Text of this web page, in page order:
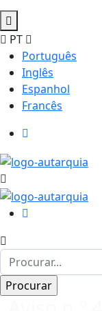
PT
Português
Inglês
Espanhol
Francês